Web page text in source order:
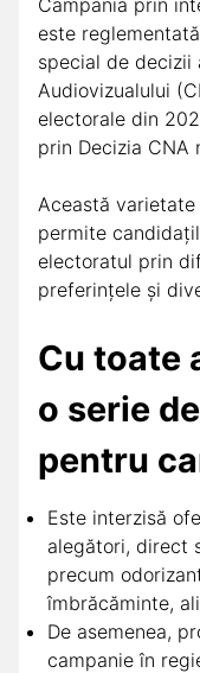
Campania prin
este
special de decizii
Audiovizualului
electorale din
prin Decizia
Această
permite
electoratul prin
preferințele și
Cu toate
o serie
pentru
Este interzisă
alegători, direct
precum
îmbrăcăminte,
De asemenea,
campanie în